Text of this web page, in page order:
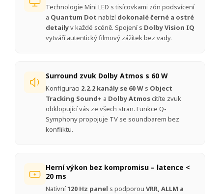
Technologie Mini LED s tisícovkami zón podsvícení
a Quantum Dot nabízí dokonalé černé a ostré
detailyv každé scéně. Spojení s Dolby Vision IQ
vytváří autentický filmový zážitek bez vady.
Surround zvuk Dolby Atmos s 60 W
Konfiguraci 2.2.2 kanály se 60 W s Object
Tracking Sound+ a Dolby Atmoscítíte zvuk
obklopující vás ze všech stran. Funkce Q-
Symphony propojuje TV se soundbarem bez
konfliktu.
Herní výkon bez kompromisu – latence <
20 ms
Nativní120 Hz panel s podporou VRR, ALLM a